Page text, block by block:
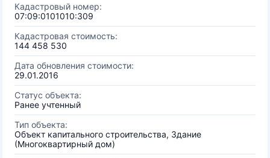
Кадастровый номер:
07:09:0101010:309
Кадастровая стоимость:
144 458 530
Дата обновления стоимости:
29.01.2016
Статус объекта:
Ранее учтенный
Тип объекта:
Объект капитального строительства, Здание
(Многоквартирный дом)